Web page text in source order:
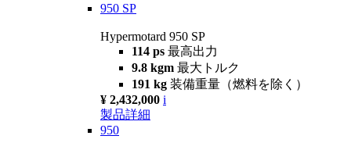
950 SP
Hypermotard 950 SP
114 ps 最高出力
9.8 kgm 最大トルク
191 kg 装備重量（燃料を除く）
¥ 2,432,000 i
製品詳細
950